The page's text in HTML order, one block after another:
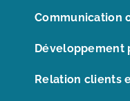
Communication
Développement
Relation clients